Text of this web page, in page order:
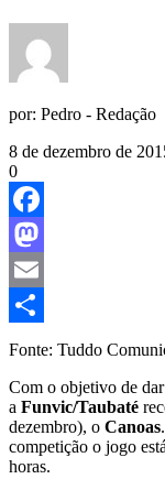
por: Pedro - Redação
8 de dezembro de
0
Facebook
Mastodon
Email
Share
Fonte: Tuddo
Com o objetivo de
a Funvic/Taubaté
dezembro), o Canoas
competição o jogo
horas.